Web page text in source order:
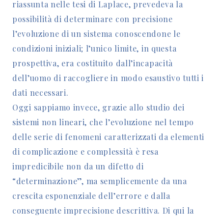
riassunta nelle tesi di Laplace, prevedeva la
possibilità di determinare con precisione
l’evoluzione di un sistema conoscendone le
condizioni iniziali; l’unico limite, in questa
prospettiva, era costituito dall’incapacità
dell’uomo di raccogliere in modo esaustivo tutti i
dati necessari.
Oggi sappiamo invece, grazie allo studio dei
sistemi non lineari, che l’evoluzione nel tempo
delle serie di fenomeni caratterizzati da elementi
di complicazione e complessità è resa
impredicibile non da un difetto di
“determinazione”, ma semplicemente da una
crescita esponenziale dell’errore e dalla
conseguente imprecisione descrittiva. Di qui la